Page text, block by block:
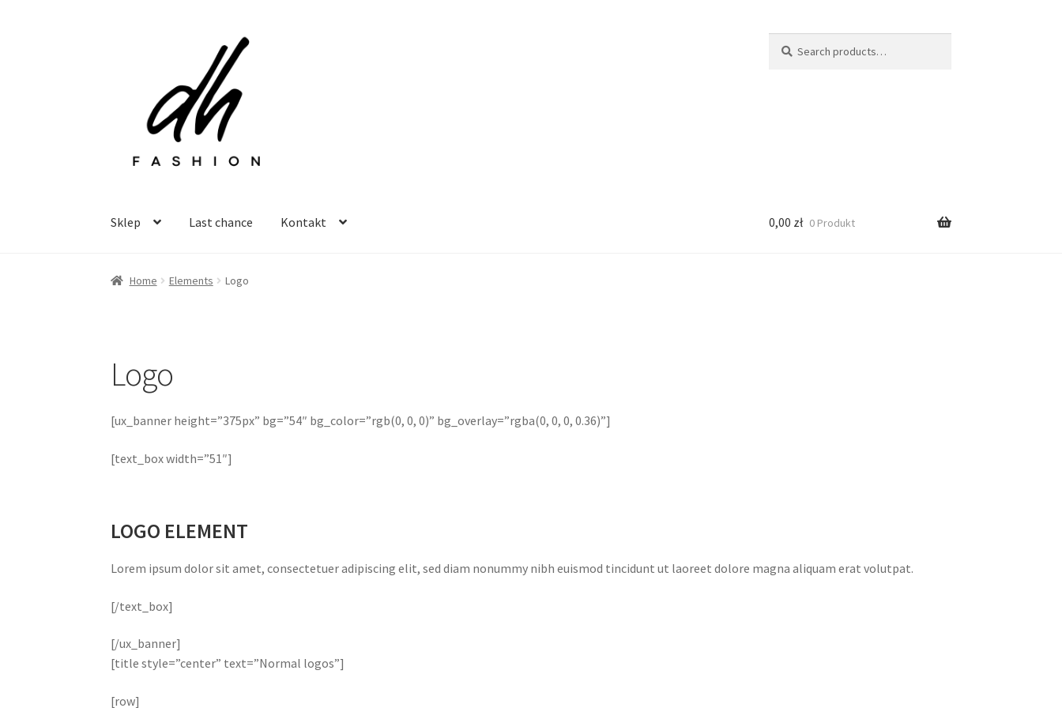
for:
Sklep Last chance Kontakt 0,00 zł 0 Produkt
Home Elements Logo
Logo
[ux_banner height=”375px” bg=”54″ bg_color=”rgb(0, 0, 0)” bg_overlay=”rgba(0, 0, 0, 0.36)”]
[text_box width=”51″]
LOGO ELEMENT
Lorem ipsum dolor sit amet, consectetuer adipiscing elit, sed diam nonummy nibh euismod tincidunt ut laoreet dolore magna aliquam erat volutpat.
[/text_box]
[/ux_banner]
[title style=”center” text=”Normal logos”]
[row]